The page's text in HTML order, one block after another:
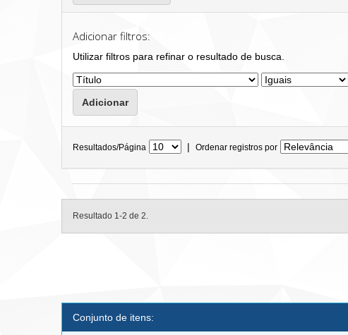
Adicionar filtros:
Utilizar filtros para refinar o resultado de busca.
Resultados/Página | Ordenar registros por
Resultado 1-2 de 2.
Conjunto de itens: